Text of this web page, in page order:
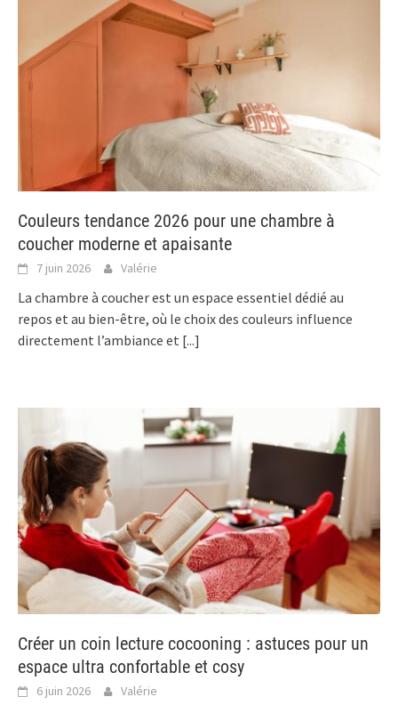
Couleurs tendance 2026 pour une chambre à
coucher moderne et apaisante
7 juin 2026 Valérie
La chambre à coucher est un espace essentiel dédié au
repos et au bien-être, où le choix des couleurs influence
directement l’ambiance et [...]
Créer un coin lecture cocooning : astuces pour un
espace ultra confortable et cosy
6 juin 2026 Valérie